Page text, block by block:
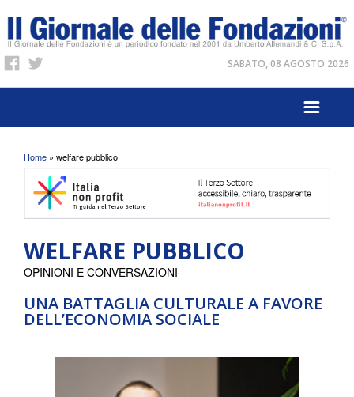
SABATO, 08 AGOSTO 2026
Tu sei qui
Home » welfare pubblico
WELFARE PUBBLICO
UNA BATTAGLIA CULTURALE A FAVORE
DELL’ECONOMIA SOCIALE
OPINIONI E CONVERSAZIONI